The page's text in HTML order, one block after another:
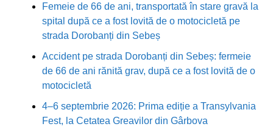
Femeie de 66 de ani, transportată în stare gravă la
spital după ce a fost lovită de o motocicletă pe
strada Dorobanți din Sebeș
Accident pe strada Dorobanți din Sebeș: fermeie
de 66 de ani rănită grav, după ce a fost lovită de o
motocicletă
4–6 septembrie 2026: Prima ediție a Transylvania
Fest, la Cetatea Greavilor din Gârbova